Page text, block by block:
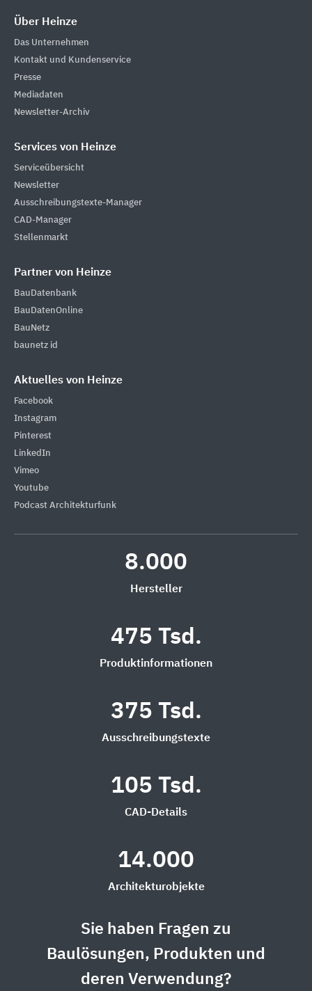
Über Heinze
Das Unternehmen
Kontakt und Kundenservice
Presse
Mediadaten
Newsletter-Archiv
Services von Heinze
Serviceübersicht
Newsletter
Ausschreibungstexte-Manager
CAD-Manager
Stellenmarkt
Partner von Heinze
BauDatenbank
BauDatenOnline
BauNetz
baunetz id
Aktuelles von Heinze
Facebook
Instagram
Pinterest
LinkedIn
Vimeo
Youtube
Podcast Architekturfunk
8.000
Hersteller
475 Tsd.
Produktinformationen
375 Tsd.
Ausschreibungstexte
105 Tsd.
CAD-Details
14.000
Architekturobjekte
Sie haben Fragen zu
Baulösungen, Produkten und
deren Verwendung?